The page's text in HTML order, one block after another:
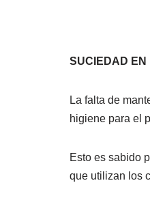
SUCIEDAD EN
La falta de
higiene para el
Esto es sabido
que utilizan los